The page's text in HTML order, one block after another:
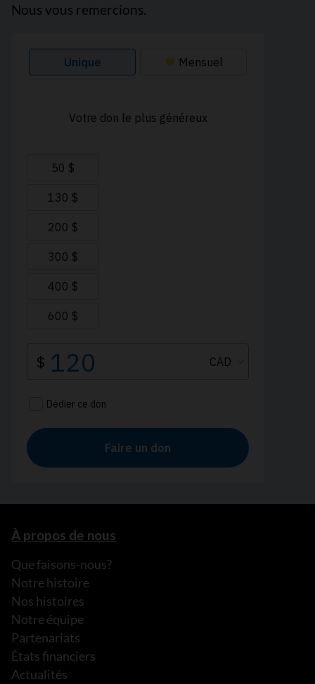
Nous vous remercions.
À propos de nous
Que faisons-nous?
Notre histoire
Nos histoires
Notre équipe
Partenariats
États financiers
Actualités